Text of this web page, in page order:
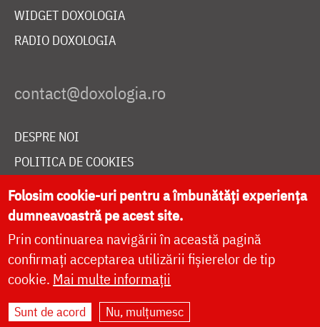
WIDGET DOXOLOGIA
RADIO DOXOLOGIA
DESPRE NOI
POLITICA DE COOKIES
DONEAZĂ ONLINE PENTRU CATEDRALA NAȚIONALĂ
LIVE
Site dezvoltat deDOXOLOGIA MEDIA
Folosim cookie-uri pentru a îmbunătăți experiența
dumneavoastră pe acest site.
Prin continuarea navigării în această pagină
confirmați acceptarea utilizării fișierelor de tip
cookie. Mai multe informații
Sunt de acord Nu, mulțumesc